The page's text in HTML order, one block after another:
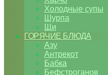
Холодные супы
Шурпа
Щи
ГОРЯЧИЕ БЛЮДА
Азу
Антрекот
Бабка
Бефстроганов